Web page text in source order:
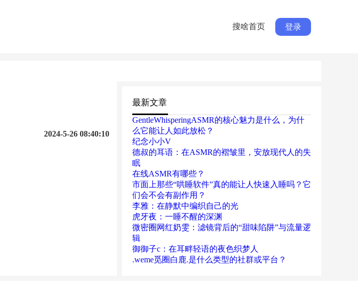
搜啥首页 登录
2024-5-26 08:40:10
最新文章
GentleWhisperingASMR的核心魅力是什么，为什
么它能让人如此放松？
纪念小小V
德叔的耳语：在ASMR的褶皱里，安放现代人的失
眠
在线ASMR有哪些？
市面上那些“哄睡软件”真的能让人快速入睡吗？它
们会不会有副作用？
李雅：在静默中编织自己的光
虎牙夜：一睡不醒的深渊
微密圈网红奶雯：滤镜背后的“甜味陷阱”与流量逻
辑
御御子c：在耳畔轻语的夜色织梦人
.weme觅圈白鹿.是什么类型的社群或平台？